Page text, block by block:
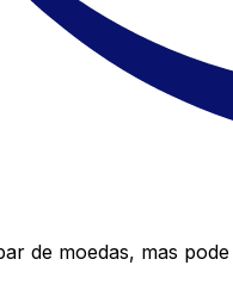
de moedas, mas